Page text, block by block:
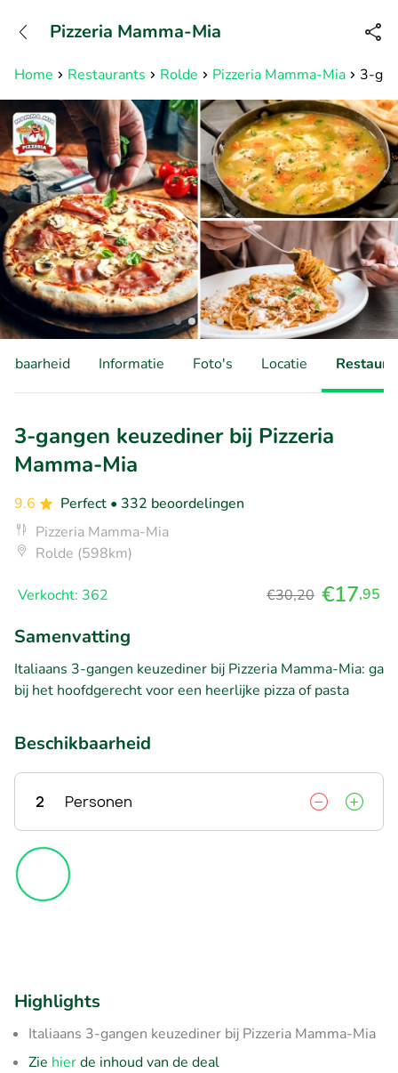
Bereikbaar tot 23:00 uur
Home Restaurants Rolde Pizzeria Mamma-Mia 3-
Pizzeria Mamma-Mia
Informatie Foto's Locatie
3-gangen keuzediner bij Pizzeria
Mamma-Mia
9.6 Perfect • 332 beoordelingen
Pizzeria Mamma-Mia
Rolde (598km)
Verkocht: 362 €30,20 €17,95
Samenvatting
Italiaans 3-gangen keuzediner bij Pizzeria Mamma-Mia: ga
bij het hoofdgerecht voor een heerlijke pizza of pasta
Beschikbaarheid
2 Personen
Highlights
Italiaans 3-gangen keuzediner bij Pizzeria Mamma-Mia
Zie hierde inhoud van de deal